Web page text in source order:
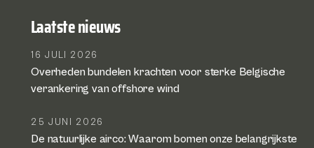
Laatste nieuws
16 JULI 2026
Overheden bundelen krachten voor sterke Belgische
verankering van offshore wind
25 JUNI 2026
De natuurlijke airco: Waarom bomen onze belangrijkste